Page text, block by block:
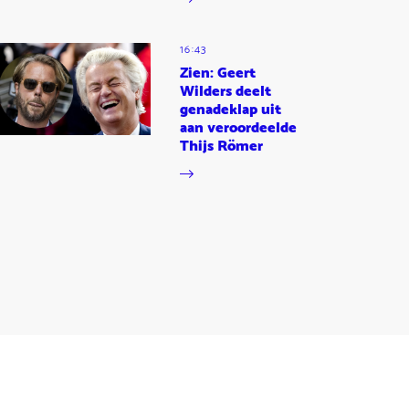
16:43
Zien: Geert
Wilders deelt
genadeklap uit
aan veroordeelde
Thijs Römer